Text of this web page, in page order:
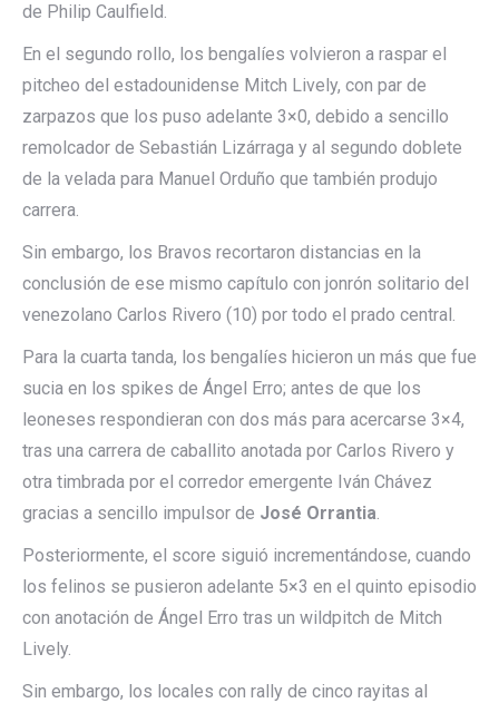
de Philip Caulfield.
En el segundo rollo, los bengalíes volvieron a raspar el
pitcheo del estadounidense Mitch Lively, con par de
zarpazos que los puso adelante 3×0, debido a sencillo
remolcador de Sebastián Lizárraga y al segundo doblete
de la velada para Manuel Orduño que también produjo
carrera.
Sin embargo, los Bravos recortaron distancias en la
conclusión de ese mismo capítulo con jonrón solitario del
venezolano Carlos Rivero (10) por todo el prado central.
Para la cuarta tanda, los bengalíes hicieron un más que fue
sucia en los spikes de Ángel Erro; antes de que los
leoneses respondieran con dos más para acercarse 3×4,
tras una carrera de caballito anotada por Carlos Rivero y
otra timbrada por el corredor emergente Iván Chávez
gracias a sencillo impulsor de José Orrantia.
Posteriormente, el score siguió incrementándose, cuando
los felinos se pusieron adelante 5×3 en el quinto episodio
con anotación de Ángel Erro tras un wildpitch de Mitch
Lively.
Sin embargo, los locales con rally de cinco rayitas al